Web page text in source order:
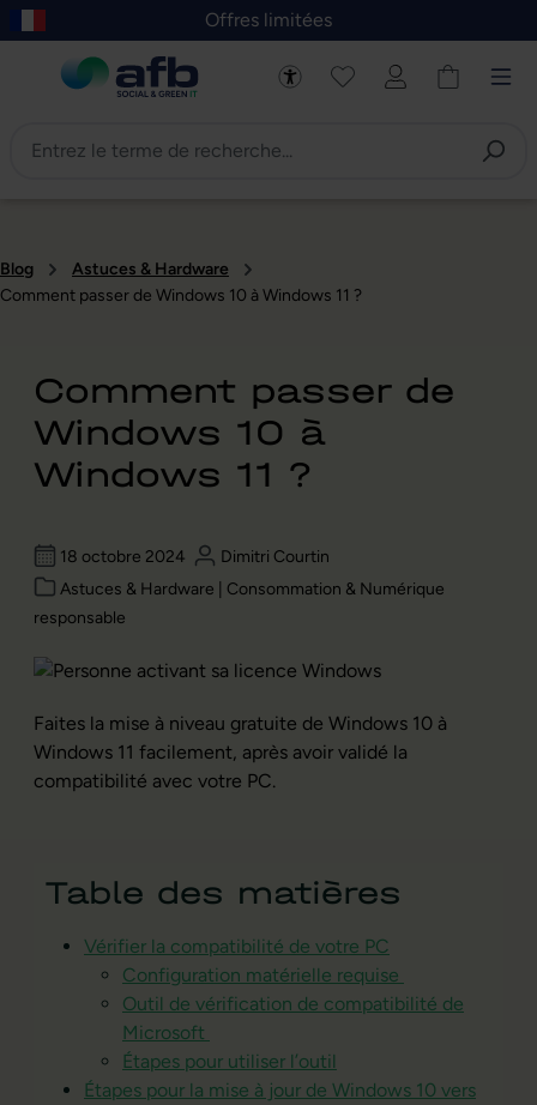
au contenu principal
Skip to B2B platform navigation
Offres limitées
Blog
Astuces & Hardware
Comment passer de Windows 10 à Windows 11 ?
Comment passer de
Windows 10 à
Windows 11 ?
18 octobre 2024
Dimitri Courtin
Astuces & Hardware | Consommation & Numérique
responsable
Faites la mise à niveau gratuite de Windows 10 à
Windows 11 facilement, après avoir validé la
compatibilité avec votre PC.
Table des matières
Vérifier la compatibilité de votre PC
Configuration matérielle requise
Outil de vérification de compatibilité de
Microsoft
Étapes pour utiliser l’outil
Étapes pour la mise à jour de Windows 10 vers